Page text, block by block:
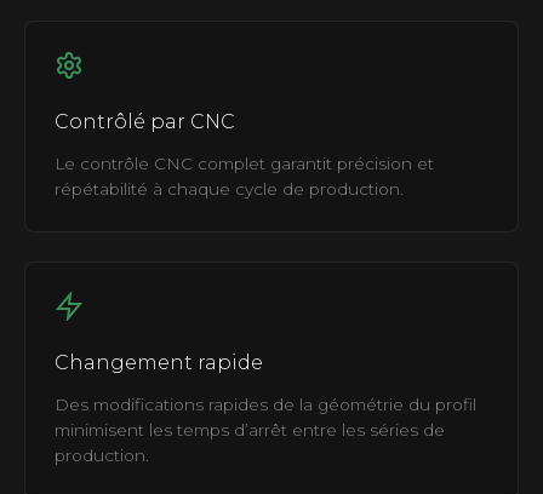
Contrôlé par CNC
Le contrôle CNC complet garantit précision et
répétabilité à chaque cycle de production.
Changement rapide
Des modifications rapides de la géométrie du profil
minimisent les temps d’arrêt entre les séries de
production.